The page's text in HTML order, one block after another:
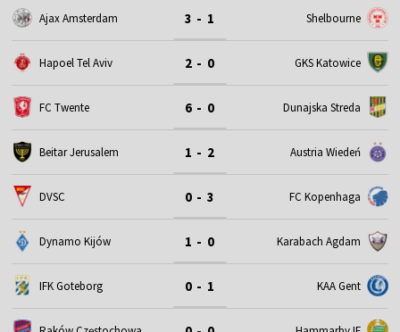
Ajax Amsterdam 3 - 1 Shelbourne
Hapoel Tel Aviv 2 - 0 GKS Katowice
FC Twente 6 - 0 Dunajska Streda
Beitar Jerusalem 1 - 2 Austria Wiedeń
DVSC 0 - 3 FC Kopenhaga
Dynamo Kijów 1 - 0 Karabach Agdam
IFK Goteborg 0 - 1 KAA Gent